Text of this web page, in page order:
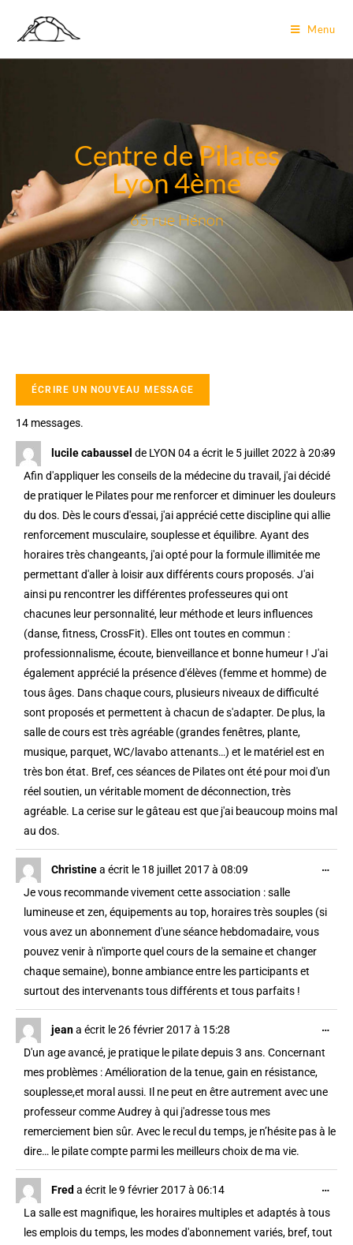
Menu
Centre de Pilates
Lyon 4ème
65 rue Hénon
14 messages.
lucile cabaussel de LYON 04a écrit le 5 juillet 2022 à 20:39
Afin d'appliquer les conseils de la médecine du travail, j'ai décidé
de pratiquer le Pilates pour me renforcer et diminuer les douleurs
du dos. Dès le cours d'essai, j'ai apprécié cette discipline qui allie
renforcement musculaire, souplesse et équilibre. Ayant des
horaires très changeants, j'ai opté pour la formule illimitée me
permettant d'aller à loisir aux différents cours proposés. J'ai
ainsi pu rencontrer les différentes professeures qui ont
chacunes leur personnalité, leur méthode et leurs influences
(danse, fitness, CrossFit). Elles ont toutes en commun :
professionnalisme, écoute, bienveillance et bonne humeur ! J'ai
également apprécié la présence d'élèves (femme et homme) de
tous âges. Dans chaque cours, plusieurs niveaux de difficulté
sont proposés et permettent à chacun de s'adapter. De plus, la
salle de cours est très agréable (grandes fenêtres, plante,
musique, parquet, WC/lavabo attenants…) et le matériel est en
très bon état. Bref, ces séances de Pilates ont été pour moi d'un
réel soutien, un véritable moment de déconnection, très
agréable. La cerise sur le gâteau est que j'ai beaucoup moins mal
au dos.
…
Christinea écrit le 18 juillet 2017à 08:09
Je vous recommande vivement cette association : salle
lumineuse et zen, équipements au top, horaires très souples (si
vous avez un abonnement d'une séance hebdomadaire, vous
pouvez venir à n'importe quel cours de la semaine et changer
chaque semaine), bonne ambiance entre les participants et
surtout des intervenants tous différents et tous parfaits !
…
jeana écrit le26 février 2017à 15:28
D'un age avancé, je pratique le pilate depuis 3 ans. Concernant
mes problèmes : Amélioration de la tenue, gain en résistance,
souplesse,et moral aussi. Il ne peut en être autrement avec une
professeur comme Audrey à qui j'adresse tous mes
remerciement bien sûr. Avec le recul du temps, je n’hésite pas à le
dire… le pilate compte parmi les meilleurs choix de ma vie.
…
Fred a écrit le9 février 2017à 06:14
La salle est magnifique, les horaires multiples et adaptés à tous
les emplois du temps, les modes d'abonnement variés, bref, tout
…